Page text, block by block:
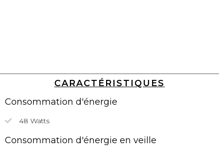
CARACTÉRISTIQUES
Consommation d'énergie
48 Watts
Consommation d'énergie en veille